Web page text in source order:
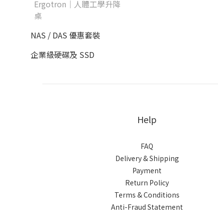
Ergotron｜人體工學升降
桌
NAS / DAS 優惠套裝
企業級硬碟及 SSD
Help
FAQ
Delivery & Shipping
Payment
Return Policy
Terms & Conditions
Anti-Fraud Statement